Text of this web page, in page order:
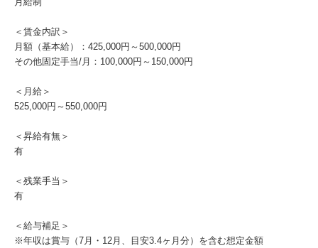
＜賃金内訳＞
月額（基本給）：425,000円～500,000円
その他固定手当/月：100,000円～150,000円
＜月給＞
525,000円～550,000円
＜昇給有無＞
有
＜残業手当＞
有
＜給与補足＞
※年収は賞与（7月・12月、目安3.4ヶ月分）を含む想定金額